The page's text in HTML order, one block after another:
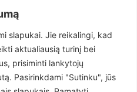
slapukai. Jie reikalingi, kad
aktualiausią turinį bei
prisiminti lankytojų
Pasirinkdami "Sutinku", jūs
1497
619